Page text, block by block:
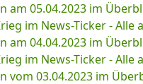
am 05.04.2023 im
im News-Ticker - Alle
am 04.04.2023 im
im News-Ticker - Alle
vom 03.04.2023 im